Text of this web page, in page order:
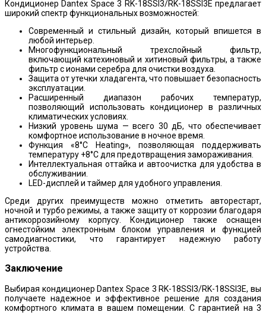
Кондиционер Dantex Space 3 RK-18SSI3/RK-18SSI3E предлагает
широкий спектр функциональных возможностей:
Современный и стильный дизайн, который впишется в
любой интерьер.
Многофункциональный трехслойный фильтр,
включающий катехиновый и хитиновый фильтры, а также
фильтр с ионами серебра для очистки воздуха.
Защита от утечки хладагента, что повышает безопасность
эксплуатации.
Расширенный диапазон рабочих температур,
позволяющий использовать кондиционер в различных
климатических условиях.
Низкий уровень шума — всего 30 дБ, что обеспечивает
комфортное использование в ночное время.
Функция «8°C Heating», позволяющая поддерживать
температуру +8°C для предотвращения замораживания.
Интеллектуальная оттайка и автоочистка для удобства в
обслуживании.
LED-дисплей и таймер для удобного управления.
Среди других преимуществ можно отметить авторестарт,
ночной и турбо режимы, а также защиту от коррозии благодаря
антикоррозийному корпусу. Кондиционер также оснащен
огнестойким электронным блоком управления и функцией
самодиагностики, что гарантирует надежную работу
устройства.
Заключение
Выбирая кондиционер Dantex Space 3 RK-18SSI3/RK-18SSI3E, вы
получаете надежное и эффективное решение для создания
комфортного климата в вашем помещении. С гарантией на 3